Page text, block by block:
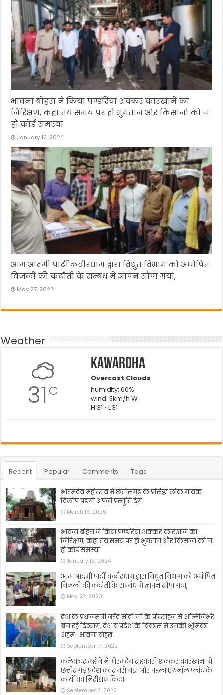
भावना बोहरा ने किया पण्डरिया शक्कर कारखाने का
निरिक्षण, कहा तय समय पर हो भुगतान और किसानों को न
हो कोई समस्या
January 12, 2024
आम आदमी पार्टी कबीरधाम द्वारा विधुत विभाग को अघोषित
बिजली की कटौती के सम्बंध में ज्ञापन सौंपा गया,
May 27, 2023
Weather
31 C
Kawardha
Overcast Clouds
humidity: 60%
wind: 5km/h W
H 31 • L 31
Recent Popular Comments Tags
भोरमदेव महोत्सव में छत्तीसगढ़ के प्रसिद्ध लोक गायक
दिलीप षडंगी अपनी प्रस्तुति देंगे।
March 16, 2026
भावना बोहरा ने किया पण्डरिया शक्कर कारखाने का
निरिक्षण, कहा तय समय पर हो भुगतान और किसानों को न
हो कोई समस्या
January 12, 2024
आम आदमी पार्टी कबीरधाम द्वारा विधुत विभाग को अघोषित
बिजली की कटौती के सम्बंध में ज्ञापन सौंपा गया,
May 27, 2023
देश के प्रधानमंत्री नरेंद्र मोदी जी के प्रोत्साहन से अत्मिनिर्भर
बन रहे दिव्यांग, देश व प्रदेश के विकास में उनकी भूमिका
अहम : भावना बोहरा
September 17, 2022
कलेक्टर महोबे ने भोरमदेव सहकारी शक्कर कारखाना में
छत्तीसगढ़ प्रदेश का सबसे बड़ा और पहला एथनॉल प्लांट के
कार्यो का निरीक्षण किया
September 3, 2022